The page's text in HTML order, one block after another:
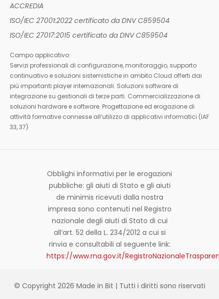
ACCREDIA
ISO/IEC 27001:2022 certificato da DNV C859504
ISO/IEC 27017:2015 certificato da DNV C859504
Campo applicativo:
Servizi professionali di configurazione, monitoraggio, supporto
continuativo e soluzioni sistemistiche in ambito Cloud offerti dai
più importanti player internazionali. Soluzioni software di
integrazione su gestionali di terze parti. Commercializzazione di
soluzioni hardware e software. Progettazione ed erogazione di
attività formative connesse all’utilizzo di applicativi informatici (IAF
33, 37)
Obblighi informativi per le erogazioni
pubbliche: gli aiuti di Stato e gli aiuti
de minimis ricevuti dalla nostra
impresa sono contenuti nel Registro
nazionale degli aiuti di Stato di cui
all’art. 52 della L. 234/2012 a cui si
rinvia e consultabili al seguente link:
https://www.rna.gov.it/
© Copyright 2026 Made in Bit | Tutti i diritti sono riservati